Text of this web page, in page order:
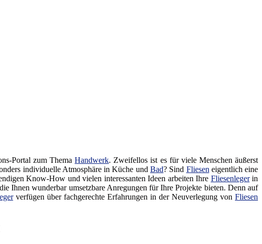
Portal zum ThemaHandwerk. Zweifellos ist es für viele Menschen äußerst
individuelle Atmosphäre in Küche und Bad? Sind Fliesen eigentlich eine
Know-How und vielen interessanten Ideen arbeiten Ihre Fliesenlegerin
Ihnen wunderbar umsetzbare Anregungen für Ihre Projekte bieten. Denn auf
verfügen über fachgerechte Erfahrungen in der Neuverlegung vonFliesen